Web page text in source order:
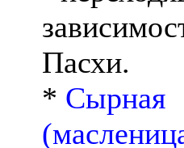
Пасхи.
* Сырная